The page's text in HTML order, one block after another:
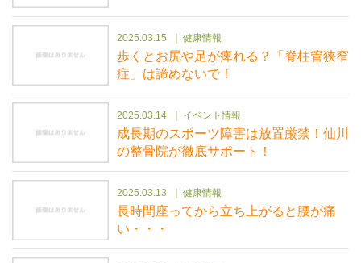
2025.03.15 健康情報
歩くとお尻や足が痺れる？「脊柱管狭窄
症」は諦めないで！
2025.03.14 イベント情報
成長期のスポーツ障害は放置厳禁！仙川
の整骨院が徹底サポート！
2025.03.13 健康情報
長時間座ってから立ち上がると腰が痛
い・・・